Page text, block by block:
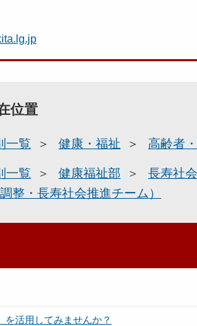
位置
一覧 健康・福祉 高齢者
一覧 健康福祉部
長寿社
整・長寿社会推進チーム）
を活用してみませんか？